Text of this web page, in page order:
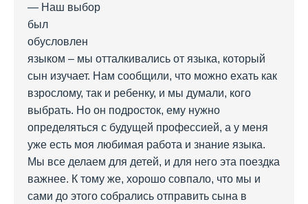
— Наш выбор
был
обусловлен
языком – мы отталкивались от языка, который
сын изучает. Нам сообщили, что можно ехать как
взрослому, так и ребенку, и мы думали, кого
выбрать. Но он подросток, ему нужно
определяться с будущей профессией, а у меня
уже есть моя любимая работа и знание языка.
Мы все делаем для детей, и для него эта поездка
важнее. К тому же, хорошо совпало, что мы и
сами до этого собрались отправить сына в